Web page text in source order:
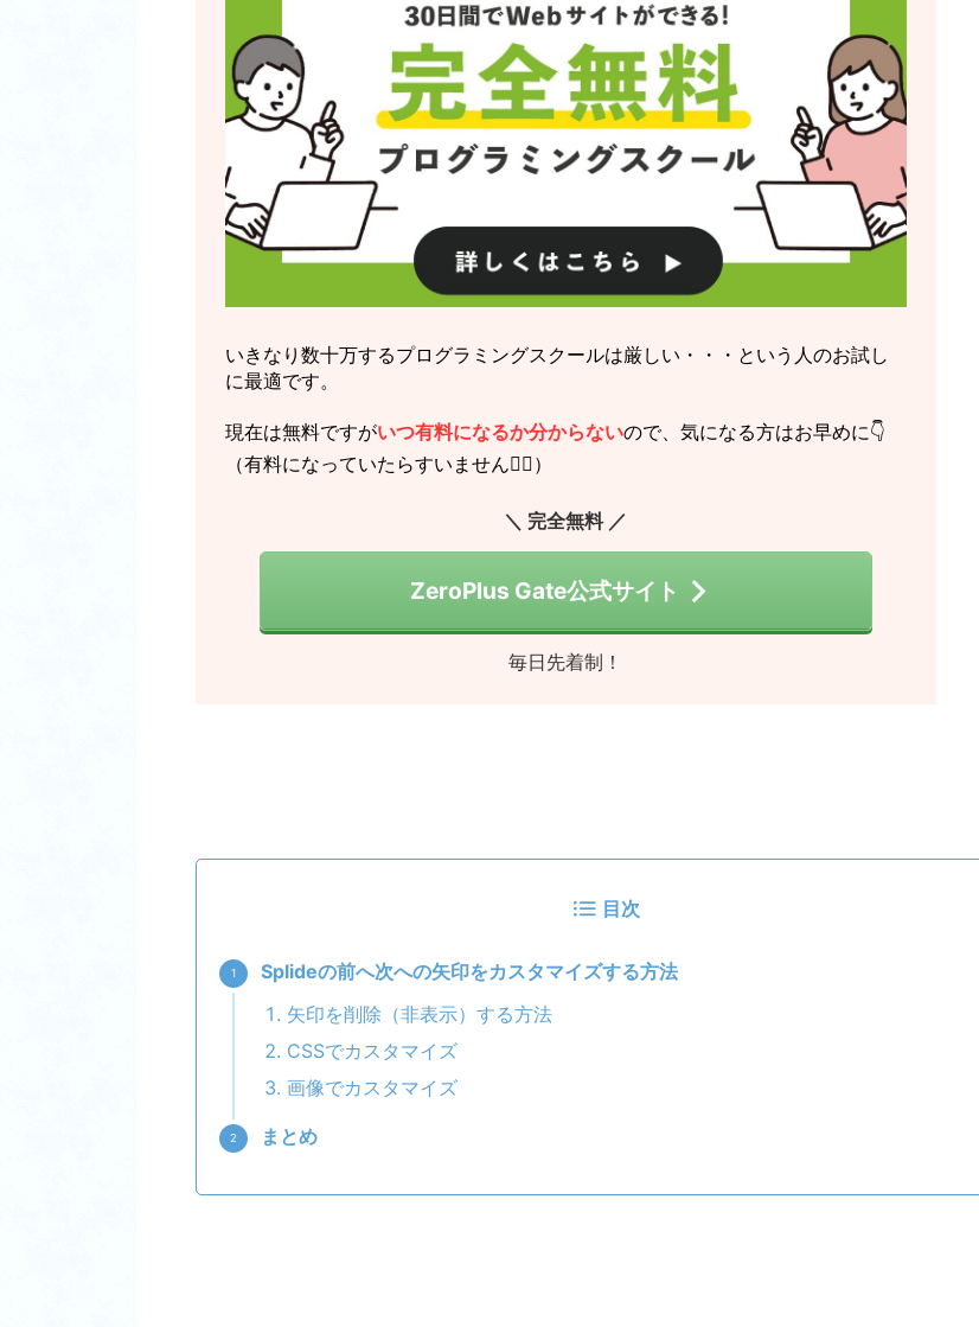
いきなり数十万するプログラミングスクールは厳しい・・・という人のお試し
に最適です。
現在は無料ですがいつ有料になるか分からないので、気になる方はお早めに👇
（有料になっていたらすいません🙇‍♂️）
＼ 完全無料 ／
ZeroPlus Gate公式サイト
毎日先着制！
目次
Splideの前へ次への矢印をカスタマイズする方法
矢印を削除（非表示）する方法
CSSでカスタマイズ
画像でカスタマイズ
まとめ